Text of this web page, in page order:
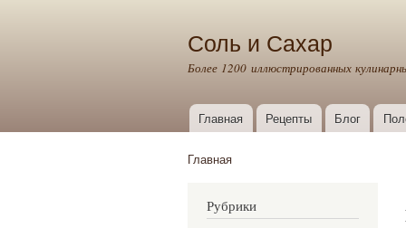
Соль и Сахар
Более 1200 иллюстрированных
Главное меню
Главная Рецепты Блог
Главная
Рубрики